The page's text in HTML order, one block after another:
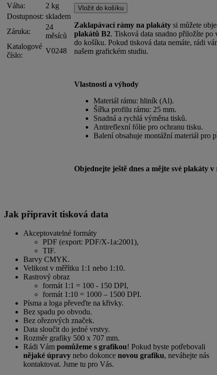
Váha:
2 kg
Dostupnost: skladem
Záruka:
24
měsíců
Katalogové
číslo:
V0248
Zaklapávací rámy na plakáty si můžete
plakátů B2. Tisková data snadno přiložíte po
do košíku. Pokud tisková data nemáte, rádi
našem grafickém studiu.
Vlastnosti a výhody
Materiál rámu: hliník (Al).
Šířka profilu rámu: 25 mm.
Snadná a rychlá výměna tisků.
Antireflexní fólie pro ochranu tisku.
Balení obsahuje montážní materiál pro
Objednejte ještě dnes a mějte své plakáty
Jak připravit tisková data
Akceptovatelné formáty
PDF (export: PDF/X-1a:2001),
TIF.
Barvy CMYK.
Velikost v měřítku 1:1 nebo 1:10.
Rastrový obraz
formát 1:1 = 100 - 150 DPI,
formát 1:10 = 1000 – 1500 DPI.
Písma a loga převeďte na křivky.
Bez spadu po obvodu.
Bez ořezových značek.
Data sloučit do jedné vrstvy.
Rozměr grafiky 500 x 707 mm.
Rádi Vám pomůžeme s grafikou! Pokud byste potřebovali
nějaké úpravy nebo dokonce novou grafiku, neváhejte nás
kontaktovat. Jsme tu pro Vás.